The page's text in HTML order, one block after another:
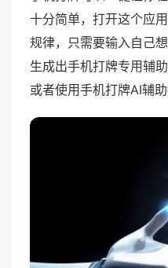
十分简单，打开这个应
规律，只需要输入自己
生成出手机打牌专用辅
或者使用手机打牌AI辅助